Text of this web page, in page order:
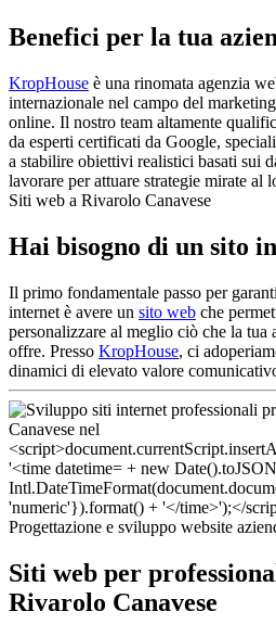
Benefici per la tua
KropHouse è una rinomata agenzia
internazionale nel campo del
online. Il nostro team altamente
da esperti certificati da Google,
a stabilire obiettivi realistici basati sui
lavorare per attuare strategie mirate al
Siti web a Rivarolo Canavese
Hai bisogno di un sito
Il primo fondamentale passo per
internet è avere un sito web che
personalizzare al meglio ciò che la tua
offre. Presso KropHouse, ci
dinamici di elevato valore
Progettazione e sviluppo website
Siti web per
Rivarolo Canavese